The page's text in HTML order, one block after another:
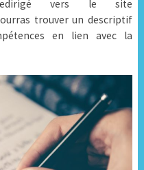
vers le site
trouver un descriptif
en lien avec la